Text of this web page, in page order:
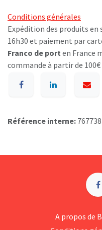
Conditions générales
Expédition des produits en
16h30 et paiement par
Franco de port en France
commande à partir de
Référence interne: 767738
A p​ropos de